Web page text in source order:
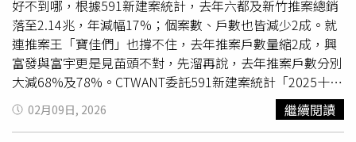
宜。
好不到哪，根據591新建案統計，去年六都及新竹推案總銷
落至2.14兆，年減幅17%；個案數、戶數也皆減少2成。就
連推案王「寶佳們」也撐不住，去年推案戶數量縮2成，興
富發與富宇更是見苗頭不對，先溜再說，去年推案戶數分別
大減68%及78%。CTWANT委託591新建案統計「2025十大
建商」排行榜，儘管房市不景氣，寶佳機構不管在戶數還是
總銷金額上，以年推逾1萬戶、總銷1750億元，再度穩坐
02月09日, 2026 繼續閱讀